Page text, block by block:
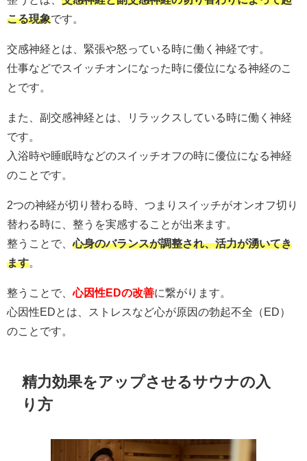
こる現象です。
交感神経とは、緊張や怒っている時に働く神経です。
仕事などでスイッチオンになった時に優位になる神経のこ
とです。
また、副交感神経とは、リラックスしている時に働く神経
です。
入浴時や睡眠時などのスイッチオフの時に優位になる神経
のことです。
2つの神経が切り替わる時、つまりスイッチがオンオフ切り
替わる時に、整うを実感することが出来ます。
整うことで、心身のバランスが調整され、活力が湧いてき
ます
整うことで、心因性EDの改善に繋がります。
心因性EDとは、ストレスなど心が原因の勃起不全（ED）
のことです。
精力効果をアップさせるサウナの入
り方